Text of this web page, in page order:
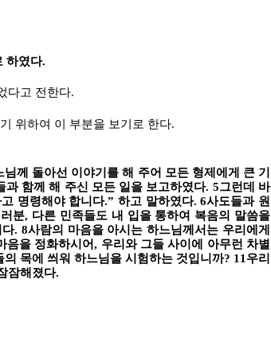
하였다.
다고 전한다.
위하여 이 부분을 보기로 한다.
께 돌아선 이야기를 해 주어 모든 형제에게 큰 기
함께 해 주신 모든 일을 보고하였다. 5그런데 바
명령해야 합니다.” 하고 말하였다. 6사도들과 원
분, 다른 민족들도 내 입을 통하여 복음의 말씀을
. 8사람의 마음을 아시는 하느님께서는 우리에게
을 정화하시어, 우리와 그들 사이에 아무런 차별
목에 씌워 하느님을 시험하는 것입니까? 11우리
잠해졌다.